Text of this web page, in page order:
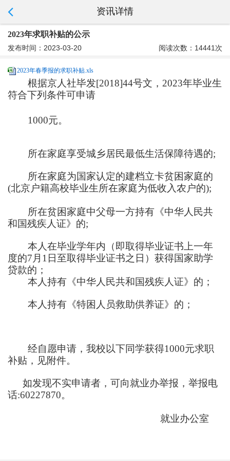
资讯详情
2023年求职补贴的公示
发布时间：2023-03-20 阅读次数：14441次
2023年春季报的求职补贴.xls
根据京人社毕发[2018]44号文，2023年毕业生
符合下列条件可申请
1000元。
所在家庭享受城乡居民最低生活保障待遇的;
所在家庭为国家认定的建档立卡贫困家庭的
(北京户籍高校毕业生所在家庭为低收入农户的);
所在贫困家庭中父母一方持有《中华人民共
和国残疾人证》的;
本人在毕业学年内（即取得毕业证书上一年
度的7月1日至取得毕业证书之日）获得国家助学
贷款的；
本人持有《中华人民共和国残疾人证》的；
本人持有《特困人员救助供养证》的；
经自愿申请，我校以下同学获得1000元求职
补贴，见附件。
如发现不实申请者，可向就业办举报，举报电
话:60227870。
就业办公室